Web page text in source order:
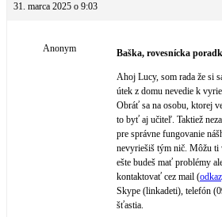
31. marca 2025 o 9:03
Anonym Baška, rovesnícka
Ahoj Lucy, som rada že si
útek z domu nevedie k
Obráť sa na osobu, ktorej
to byť aj učiteľ. Taktiež
pre správne fungovanie
nevyriešiš tým nič. Môžu
ešte budeš mať problémy
kontaktovať cez mail (
Skype (linkadeti), telefón
šťastia.